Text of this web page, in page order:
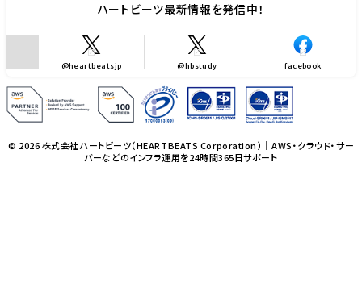
ハートビーツ最新情報を発信中！
@heartbeatsjp @hbstudy facebook
© 2026 株式会社ハートビーツ（HEARTBEATS Corporation）｜AWS・クラウド・サー
バーなどのインフラ運用を24時間365日サポート